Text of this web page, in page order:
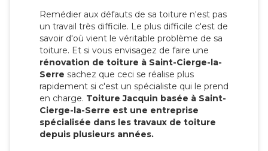
Remédier aux défauts de sa toiture n'est pas
un travail très difficile. Le plus difficile c'est de
savoir d'où vient le véritable problème de sa
toiture. Et si vous envisagez de faire une
rénovation de toiture à Saint-Cierge-la-
Serre sachez que ceci se réalise plus
rapidement si c'est un spécialiste qui le prend
en charge. Toiture Jacquin basée à Saint-
Cierge-la-Serre est une entreprise
spécialisée dans les travaux de toiture
depuis plusieurs années.